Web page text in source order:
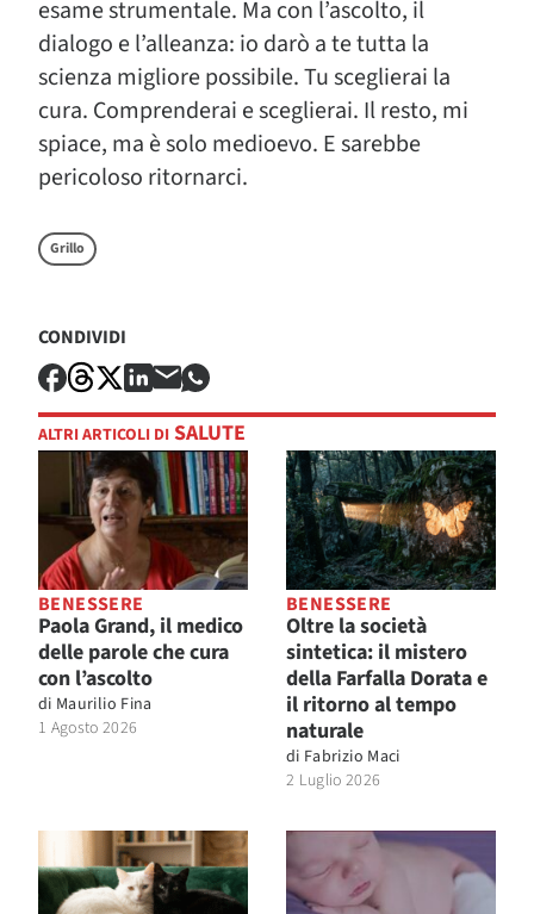
esame strumentale. Ma con l’ascolto, il
dialogo e l’alleanza: io darò a te tutta la
scienza migliore possibile. Tu sceglierai la
cura. Comprenderai e sceglierai. Il resto, mi
spiace, ma è solo medioevo. E sarebbe
pericoloso ritornarci.
Grillo
CONDIVIDI
ALTRI ARTICOLI DI SALUTE
BENESSERE
Paola Grand, il medico
delle parole che cura
con l’ascolto
di Maurilio Fina
1 Agosto 2026
BENESSERE
Oltre la società
sintetica: il mistero
della Farfalla Dorata e
il ritorno al tempo
naturale
di Fabrizio Maci
2 Luglio 2026